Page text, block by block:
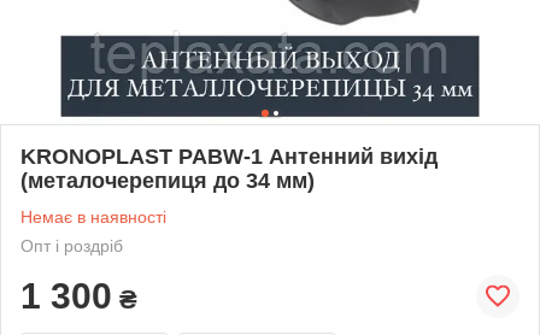
KRONOPLAST PABW-1 Антенний вихід
(металочерепиця до 34 мм)
Немає в наявності
Опт і роздріб
1 300 ₴